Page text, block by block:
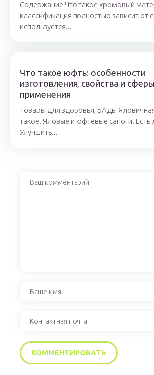
Содержание Что такое хромовый
классификация полностью зависит от
используется...
Что такое юфть: особенности
изготовления, свойства и сферы
применения
Товары для здоровья, БАДы
такое. Яловые и юфтевые сапоги. Есть
Улучшить...